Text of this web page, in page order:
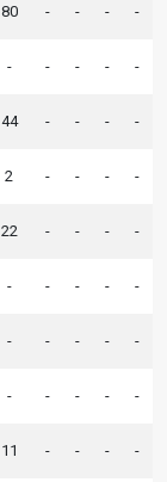
80 - - - -
- - - - -
44 - - - -
2 - - - -
22 - - - -
- - - - -
- - - - -
- - - - -
11 - - - -